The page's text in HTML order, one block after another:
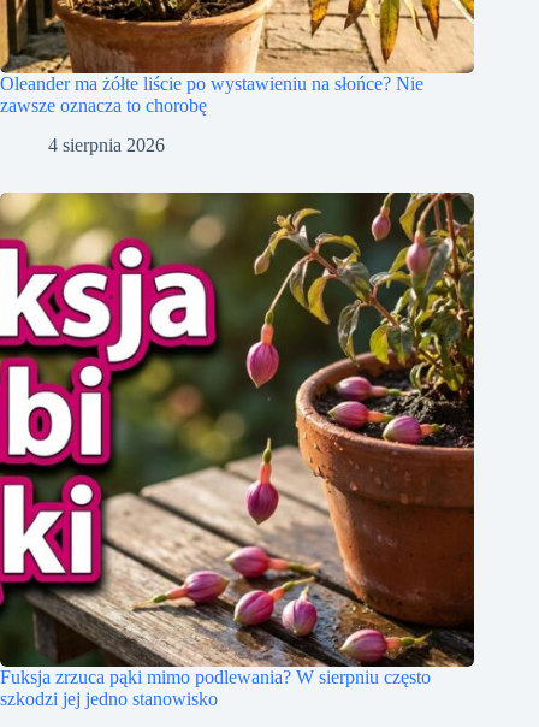
Oleander ma żółte liście po wystawieniu na słońce? Nie
zawsze oznacza to chorobę
4 sierpnia 2026
Fuksja zrzuca pąki mimo podlewania? W sierpniu często
szkodzi jej jedno stanowisko